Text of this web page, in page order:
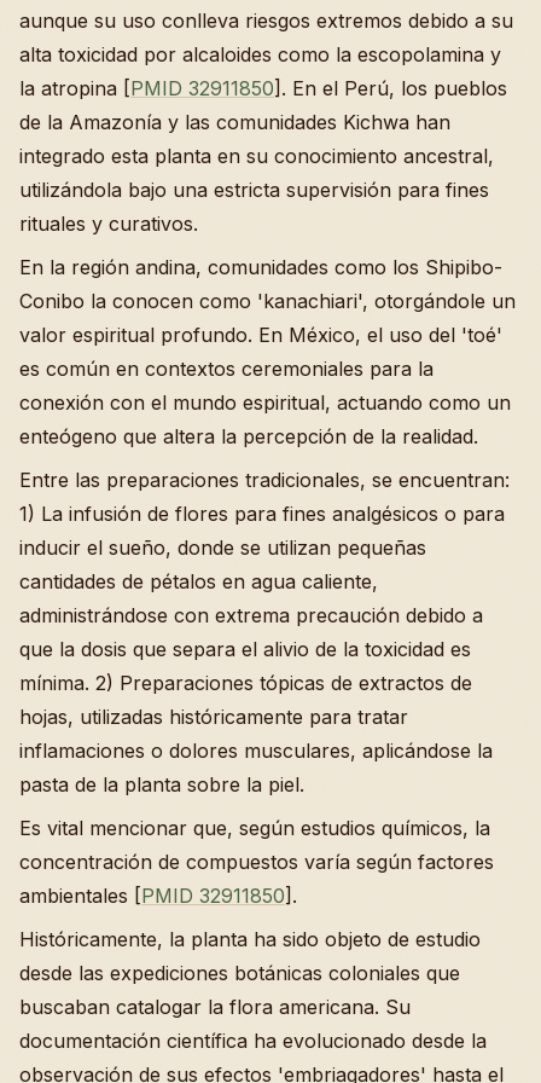
aunque su uso conlleva riesgos extremos debido a su
alta toxicidad por alcaloides como la escopolamina y
la atropina [PMID 32911850]. En el Perú, los pueblos
de la Amazonía y las comunidades Kichwa han
integrado esta planta en su conocimiento ancestral,
utilizándola bajo una estricta supervisión para fines
rituales y curativos.
En la región andina, comunidades como los Shipibo-
Conibo la conocen como 'kanachiari', otorgándole un
valor espiritual profundo. En México, el uso del 'toé'
es común en contextos ceremoniales para la
conexión con el mundo espiritual, actuando como un
enteógeno que altera la percepción de la realidad.
Entre las preparaciones tradicionales, se encuentran:
1) La infusión de flores para fines analgésicos o para
inducir el sueño, donde se utilizan pequeñas
cantidades de pétalos en agua caliente,
administrándose con extrema precaución debido a
que la dosis que separa el alivio de la toxicidad es
mínima. 2) Preparaciones tópicas de extractos de
hojas, utilizadas históricamente para tratar
inflamaciones o dolores musculares, aplicándose la
pasta de la planta sobre la piel.
Es vital mencionar que, según estudios químicos, la
concentración de compuestos varía según factores
ambientales [PMID 32911850].
Históricamente, la planta ha sido objeto de estudio
desde las expediciones botánicas coloniales que
buscaban catalogar la flora americana. Su
documentación científica ha evolucionado desde la
observación de sus efectos 'embriagadores' hasta el